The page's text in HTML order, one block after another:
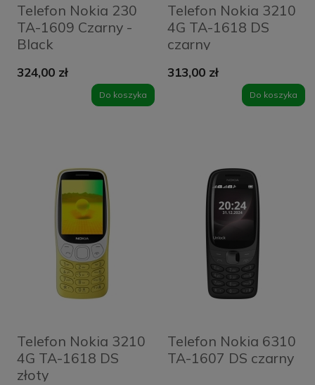
Telefon Nokia 230
TA-1609 Czarny -
Black
324,00 zł
Do koszyka
Telefon Nokia 3210
4G TA-1618 DS
czarny
313,00 zł
Do koszyka
Telefon Nokia 3210
4G TA-1618 DS
złoty
Telefon Nokia 6310
TA-1607 DS czarny